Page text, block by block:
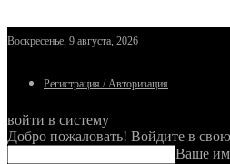
Воскресенье, 9 августа, 2026
Регистрация / Авторизация
войти в систему
Добро пожаловать! Войдите в
Ваше